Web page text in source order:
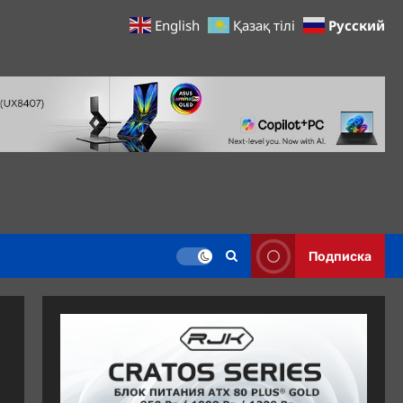
Подписка
English Қазақ тілі Русский